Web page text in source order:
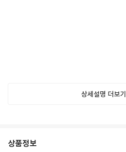
상세설명 더보기
상품정보